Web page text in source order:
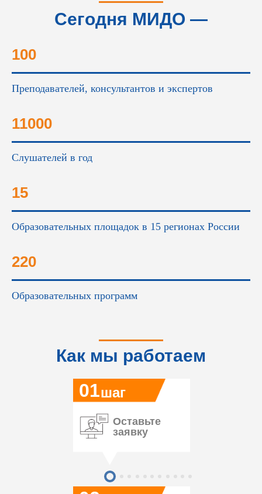
Сегодня МИДО —
100
Преподавателей, консультантов и экспертов
11000
Слушателей в год
15
Образовательных площадок в 15 регионах России
220
Образовательных программ
Как мы работаем
01
Оставьте
заявку
шаг